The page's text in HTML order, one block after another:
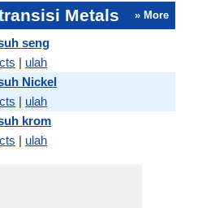
Metals » More
seng
| ulah
Nickel
| ulah
krom
| ulah